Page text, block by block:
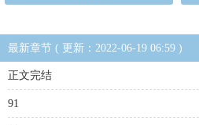
最新章节 ( 更新：2022-06-19 06:59 )
正文完结
91